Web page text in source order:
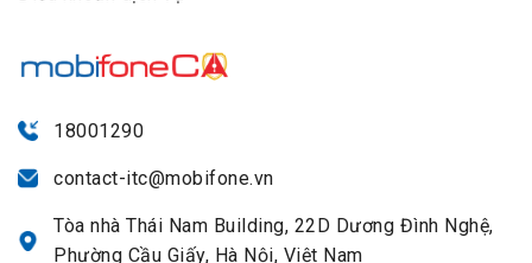
18001290
contact-itc@mobifone.vn
Tòa nhà Thái Nam Building, 22D Dương Đình Nghệ,
Phường Cầu Giấy, Hà Nội, Việt Nam